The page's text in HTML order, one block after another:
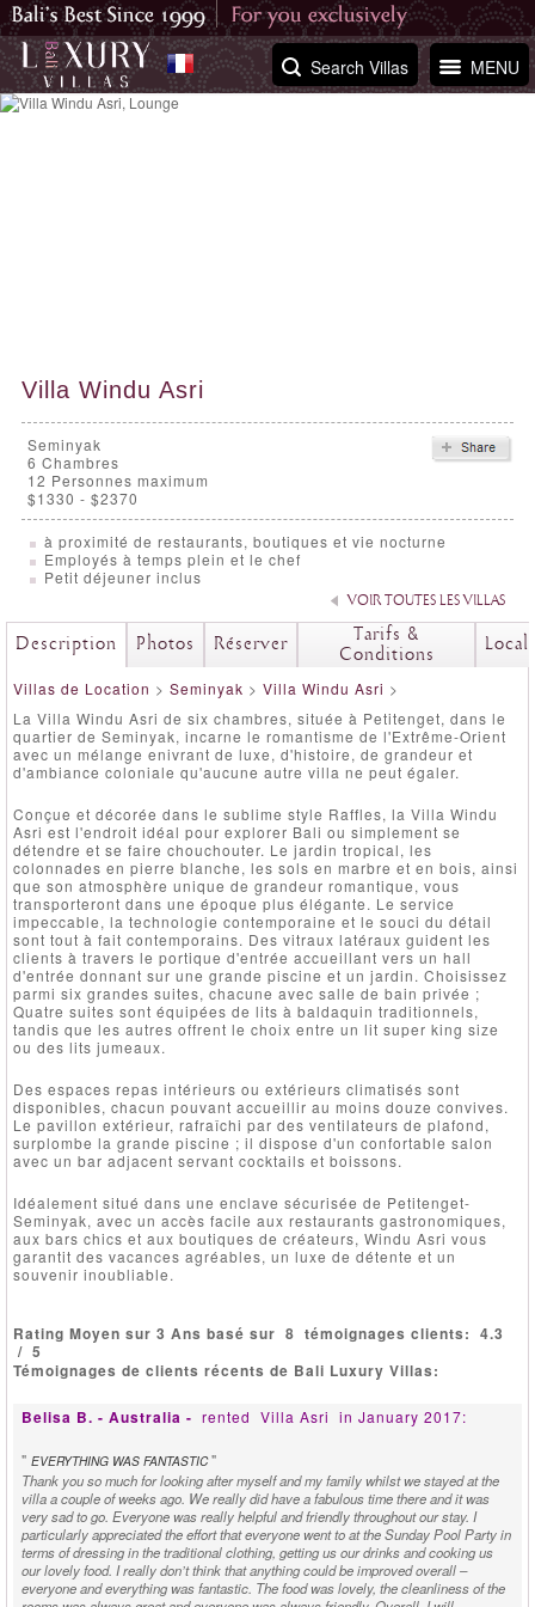
MENU
Search Villas
Villa Windu Asri
Seminyak
6 Chambres
12 Personnes maximum
$1330 - $2370
à proximité de restaurants, boutiques et vie nocturne
Employés à temps plein et le chef
Petit déjeuner inclus
VOIR TOUTES LES VILLAS
Description Photos Réserver
Tarifs &
Conditions
Villas de Location > Seminyak > Villa Windu Asri >
La Villa Windu Asri de six chambres, située à Petitenget, dans le
quartier de Seminyak, incarne le romantisme de l'Extrême-Orient
avec un mélange enivrant de luxe, d'histoire, de grandeur et
d'ambiance coloniale qu'aucune autre villa ne peut égaler.
Conçue et décorée dans le sublime style Raffles, la Villa Windu
Asri est l'endroit idéal pour explorer Bali ou simplement se
détendre et se faire chouchouter. Le jardin tropical, les
colonnades en pierre blanche, les sols en marbre et en bois, ainsi
que son atmosphère unique de grandeur romantique, vous
transporteront dans une époque plus élégante. Le service
impeccable, la technologie contemporaine et le souci du détail
sont tout à fait contemporains. Des vitraux latéraux guident les
clients à travers le portique d'entrée accueillant vers un hall
d'entrée donnant sur une grande piscine et un jardin. Choisissez
parmi six grandes suites, chacune avec salle de bain privée ;
Quatre suites sont équipées de lits à baldaquin traditionnels,
tandis que les autres offrent le choix entre un lit super king size
ou des lits jumeaux.
Des espaces repas intérieurs ou extérieurs climatisés sont
disponibles, chacun pouvant accueillir au moins douze convives.
Le pavillon extérieur, rafraîchi par des ventilateurs de plafond,
surplombe la grande piscine ; il dispose d'un confortable salon
avec un bar adjacent servant cocktails et boissons.
Idéalement situé dans une enclave sécurisée de Petitenget-
Seminyak, avec un accès facile aux restaurants gastronomiques,
aux bars chics et aux boutiques de créateurs, Windu Asri vous
garantit des vacances agréables, un luxe de détente et un
souvenir inoubliable.
Rating Moyen sur 3 Ans basé sur 8 témoignages clients: 4.3
/ 5
Témoignages de clients récents de Bali Luxury Villas:
Belisa B. - Australia - rented Villa Asri in January 2017:
" EVERYTHING WAS FANTASTIC"
Thank you so much for looking after myself and my family whilst we stayed at the
villa a couple of weeks ago. We really did have a fabulous time there and it was
very sad to go. Everyone was really helpful and friendly throughout our stay. I
particularly appreciated the effort that everyone went to at the Sunday Pool Party in
terms of dressing in the traditional clothing, getting us our drinks and cooking us
our lovely food. I really don’t think that anything could be improved overall –
everyone and everything was fantastic. The food was lovely, the cleanliness of the